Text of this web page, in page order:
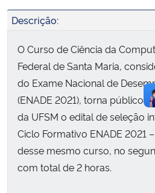
Secretaria-Geral
Advocacia-Geral da União
Banco Central do Brasil
Descrição:
O Curso de Ciência da
Federal de Santa Maria,
do Exame Nacional de
(ENADE 2021), torna público
da UFSM o edital de seleção
Ciclo Formativo ENADE 2021
desse mesmo curso, no
com total de 2 horas.